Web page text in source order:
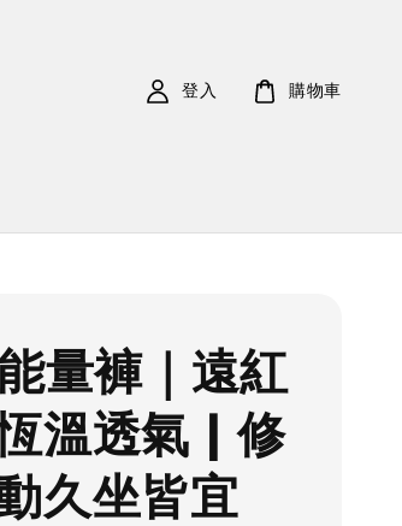
登入 購物車
量褲｜遠紅
溫透氣 | 修
久坐皆宜